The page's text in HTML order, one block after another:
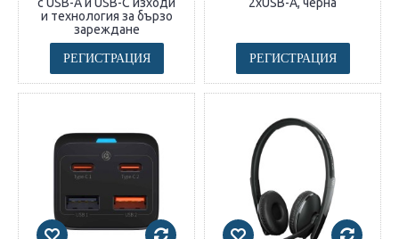
и технология за бързо
зареждане
РЕГИСТРАЦИЯ
РЕГИСТРАЦИЯ